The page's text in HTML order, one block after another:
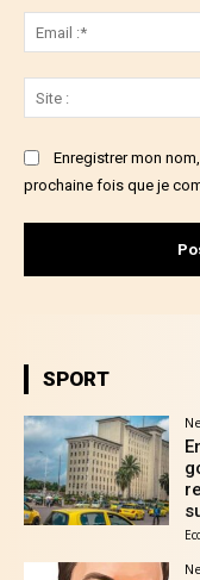
Enregistrer mon
prochaine fois que je
SPORT